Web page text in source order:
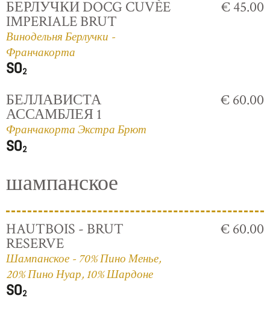
БЕРЛУЧКИ DOCG CUVÈE
IMPERIALE BRUT
Винодельня Берлучки -
Франчакорта
€ 45.00
БЕЛЛАВИСТА
АССАМБЛЕЯ 1
Франчакорта Экстра Брют
€ 60.00
шампанское
HAUTBOIS - BRUT
RESERVE
Шампанское - 70% Пино Менье,
20% Пино Нуар, 10% Шардоне
€ 60.00